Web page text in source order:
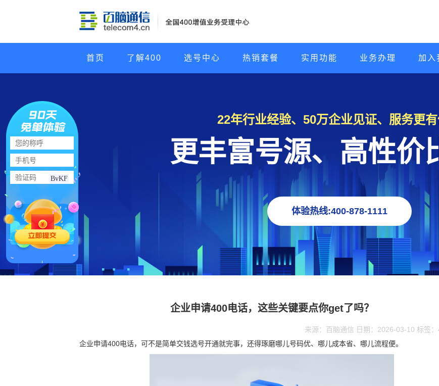
首页 了解400 选号中心 热销套餐 实用功能 业务办理 加入
22年行业经验、50万企业见证、服务更
更丰富号源、高性价
体验热线:400-878-1111
企业申请400电话，这些关键要点你get了吗？
来源：百脑通信 日期：2026-03-10 标签
企业申请400电话，可不是简单交钱选号开通就完事，还得琢磨哪儿号码优、哪儿成本省、哪儿流程便。
BvKF